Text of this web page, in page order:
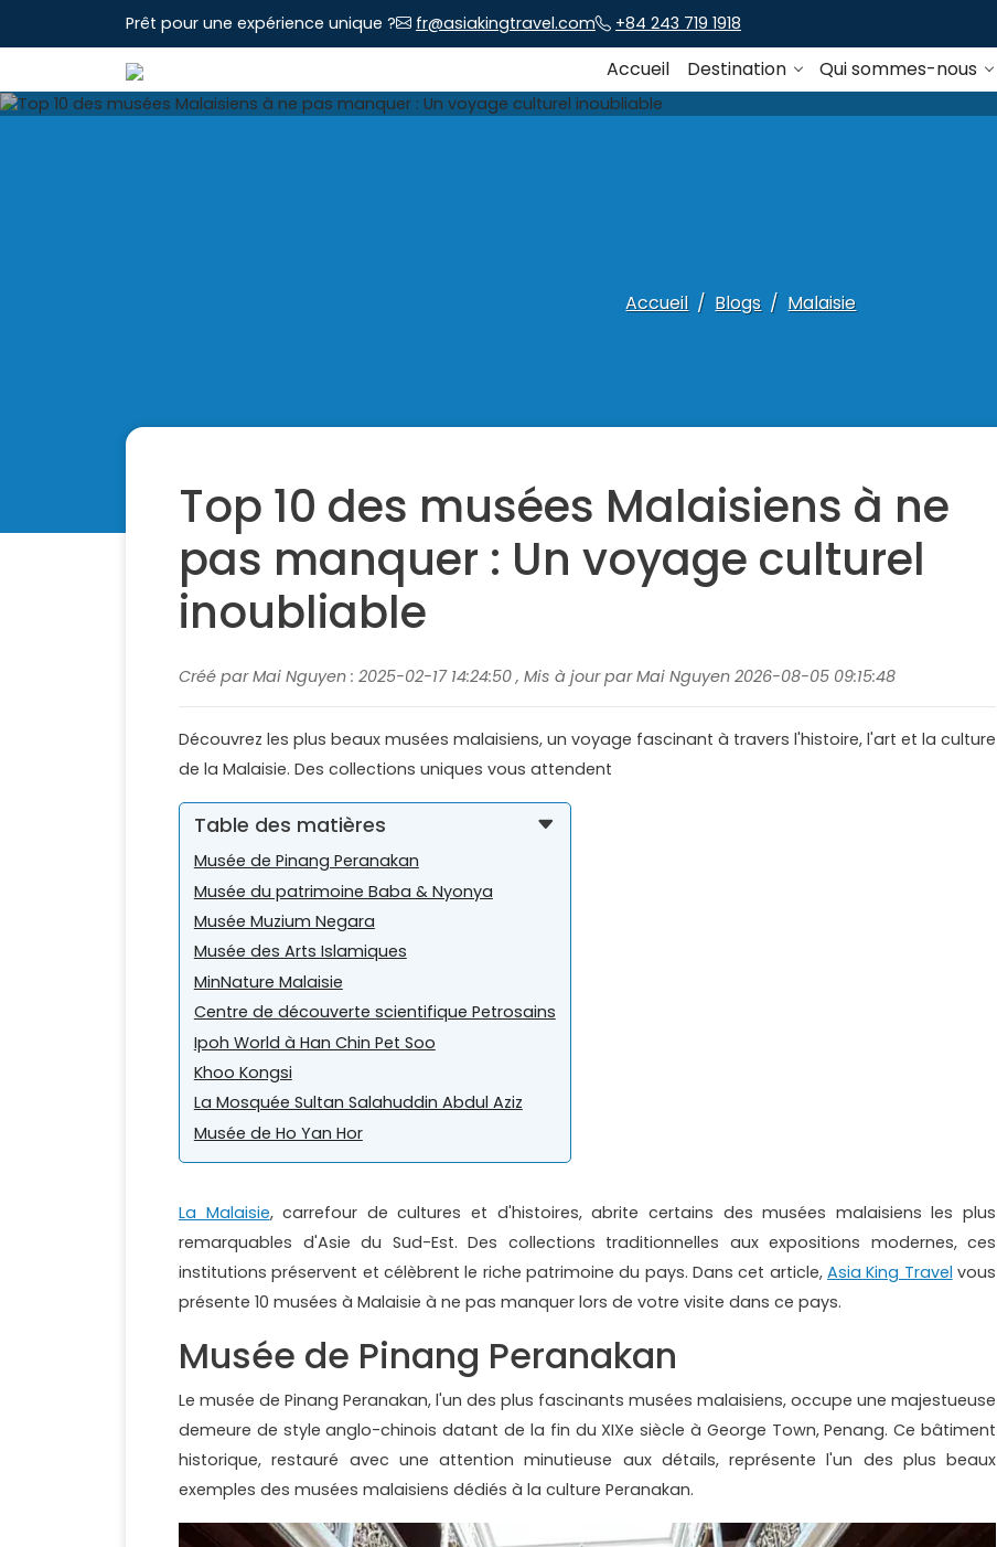
Prêt pour une expérience unique ? fr@asiakingtravel.com +84 243 719 1918
Accueil Destination Qui sommes-nous
Accueil Blogs Malaisie
Top 10 des musées Malaisiens à ne
pas manquer : Un voyage culturel
inoubliable
Créé par Mai Nguyen : 2025-02-17 14:24:50 , Mis à jour par Mai Nguyen 2026-08-05 09:15:48
Découvrez les plus beaux musées malaisiens, un voyage fascinant à travers l'histoire, l'art et la culture
de la Malaisie. Des collections uniques vous attendent
Table des matières
Musée de Pinang Peranakan
Musée du patrimoine Baba & Nyonya
Musée Muzium Negara
Musée des Arts Islamiques
MinNature Malaisie
Centre de découverte scientifique Petrosains
Ipoh World à Han Chin Pet Soo
Khoo Kongsi
La Mosquée Sultan Salahuddin Abdul Aziz
Musée de Ho Yan Hor
La Malaisie, carrefour de cultures et d'histoires, abrite certains des musées malaisiens les plus
remarquables d'Asie du Sud-Est. Des collections traditionnelles aux expositions modernes, ces
institutions préservent et célèbrent le riche patrimoine du pays. Dans cet article, Asia King Travel vous
présente 10 musées à Malaisie à ne pas manquer lors de votre visite dans ce pays.
Musée de Pinang Peranakan
Le musée de Pinang Peranakan, l'un des plus fascinants musées malaisiens, occupe une majestueuse
demeure de style anglo-chinois datant de la fin du XIXe siècle à George Town, Penang. Ce bâtiment
historique, restauré avec une attention minutieuse aux détails, représente l'un des plus beaux
exemples des musées malaisiens dédiés à la culture Peranakan.